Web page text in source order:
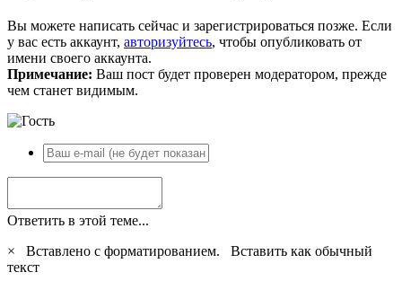
Вы можете написать сейчас и зарегистрироваться позже. Если
у вас есть аккаунт, авторизуйтесь, чтобы опубликовать от
имени своего аккаунта.
Примечание: Ваш пост будет проверен модератором, прежде
чем станет видимым.
Ответить в этой теме...
×
Вставлено с форматированием. Вставить как обычный
текст